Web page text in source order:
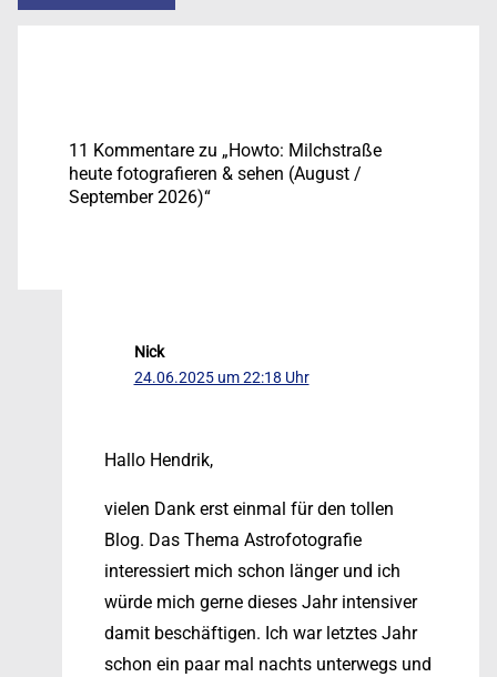
11 Kommentare zu „Howto: Milchstraße
heute fotografieren & sehen (August /
September 2026)“
Nick
24.06.2025 um 22:18 Uhr
Hallo Hendrik,
vielen Dank erst einmal für den tollen
Blog. Das Thema Astrofotografie
interessiert mich schon länger und ich
würde mich gerne dieses Jahr intensiver
damit beschäftigen. Ich war letztes Jahr
schon ein paar mal nachts unterwegs und